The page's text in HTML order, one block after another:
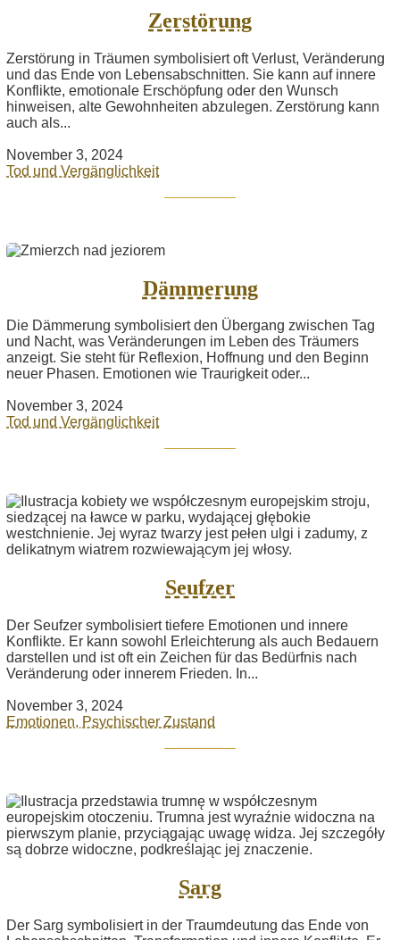
Zerstörung
Zerstörung in Träumen symbolisiert oft Verlust, Veränderung
und das Ende von Lebensabschnitten. Sie kann auf innere
Konflikte, emotionale Erschöpfung oder den Wunsch
hinweisen, alte Gewohnheiten abzulegen. Zerstörung kann
auch als...
November 3, 2024
Tod und Vergänglichkeit
Dämmerung
Die Dämmerung symbolisiert den Übergang zwischen Tag
und Nacht, was Veränderungen im Leben des Träumers
anzeigt. Sie steht für Reflexion, Hoffnung und den Beginn
neuer Phasen. Emotionen wie Traurigkeit oder...
November 3, 2024
Tod und Vergänglichkeit
Seufzer
Der Seufzer symbolisiert tiefere Emotionen und innere
Konflikte. Er kann sowohl Erleichterung als auch Bedauern
darstellen und ist oft ein Zeichen für das Bedürfnis nach
Veränderung oder innerem Frieden. In...
November 3, 2024
Emotionen, Psychischer Zustand
Sarg
Der Sarg symbolisiert in der Traumdeutung das Ende von